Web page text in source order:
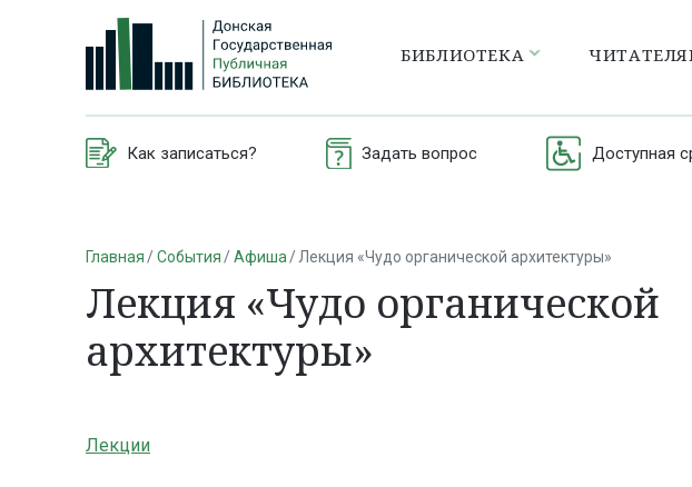
БИБЛИОТЕКА
Как записаться? Задать вопрос Доступная
Главная События Афиша Лекция «Чудо органической архитектуры»
Лекция «Чудо органической
архитектуры»
Лекции